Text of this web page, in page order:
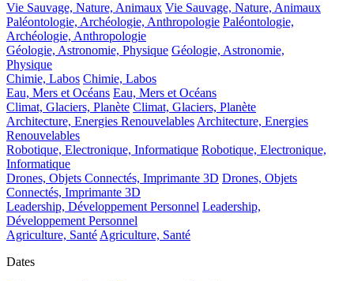
Vie Sauvage, Nature, Animaux Vie Sauvage, Nature, Animaux
Paléontologie, Archéologie, Anthropologie Paléontologie,
Archéologie, Anthropologie
Géologie, Astronomie, Physique Géologie, Astronomie,
Physique
Chimie, Labos Chimie, Labos
Eau, Mers et Océans Eau, Mers et Océans
Climat, Glaciers, Planète Climat, Glaciers, Planète
Architecture, Energies RenouvelablesArchitecture, Energies
Renouvelables
Robotique, Electronique, Informatique Robotique, Electronique,
Informatique
Drones, Objets Connectés, Imprimante 3D Drones, Objets
Connectés, Imprimante 3D
Leadership, Développement Personnel Leadership,
Développement Personnel
Agriculture, SantéAgriculture, Santé
Dates